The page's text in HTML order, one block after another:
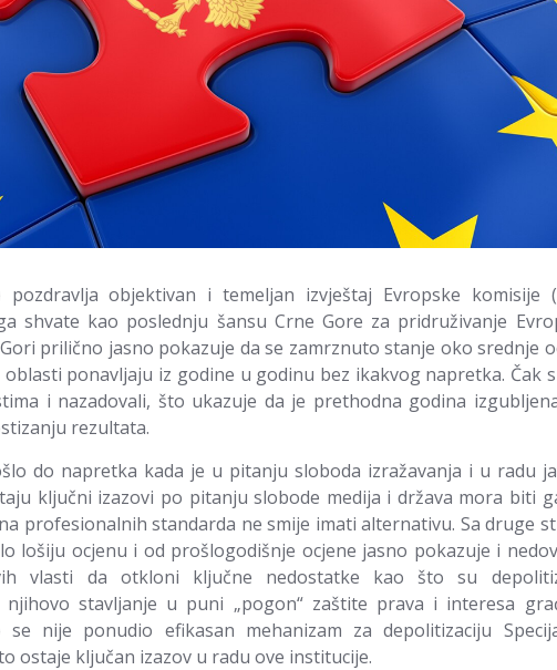
pozdravlja objektivan i temeljan izvještaj Evropske komisije
shvate kao poslednju šansu Crne Gore za pridruživanje
prilično jasno pokazuje da se zamrznuto stanje oko srednje
ponavljaju iz godine u godinu bez ikakvog napretka. Čak
i nazadovali, što ukazuje da je prethodna godina
rezultata.
do napretka kada je u pitanju sloboda izražavanja i u radu
ključni izazovi po pitanju slobode medija i država mora biti
profesionalnih standarda ne smije imati alternativu. Sa druge
lošiju ocjenu i od prošlogodišnje ocjene jasno pokazuje i
vlasti da otkloni ključne nedostatke kao što su
stavljanje u puni „pogon“ zaštite prava i interesa
nije ponudio efikasan mehanizam za depolitizaciju
ostaje ključan izazov u radu ove institucije.